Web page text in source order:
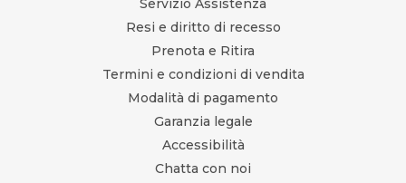
Servizio Assistenza
Resi e diritto di recesso
Prenota e Ritira
Termini e condizioni di vendita
Modalità di pagamento
Garanzia legale
Accessibilità
Chatta con noi